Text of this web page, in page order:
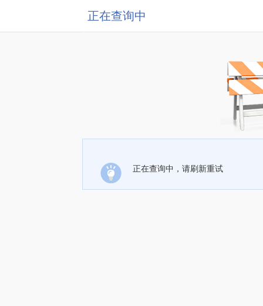
正在查询中
正在查询中，请刷新重试